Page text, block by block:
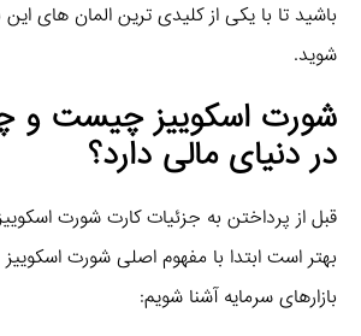
باشید تا با یکی از کلیدی‌ ترین المان‌ های
شوید.
شورت اسکوییز چیست و
در دنیای مالی دارد؟
قبل از پرداختن به جزئیات کارت شورت
بهتر است ابتدا با مفهوم اصلی شورت
بازارهای سرمایه آشنا شویم: